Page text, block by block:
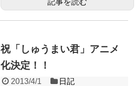
祝「しゅうまい君」アニメ
化決定！！
2013/4/1
日記